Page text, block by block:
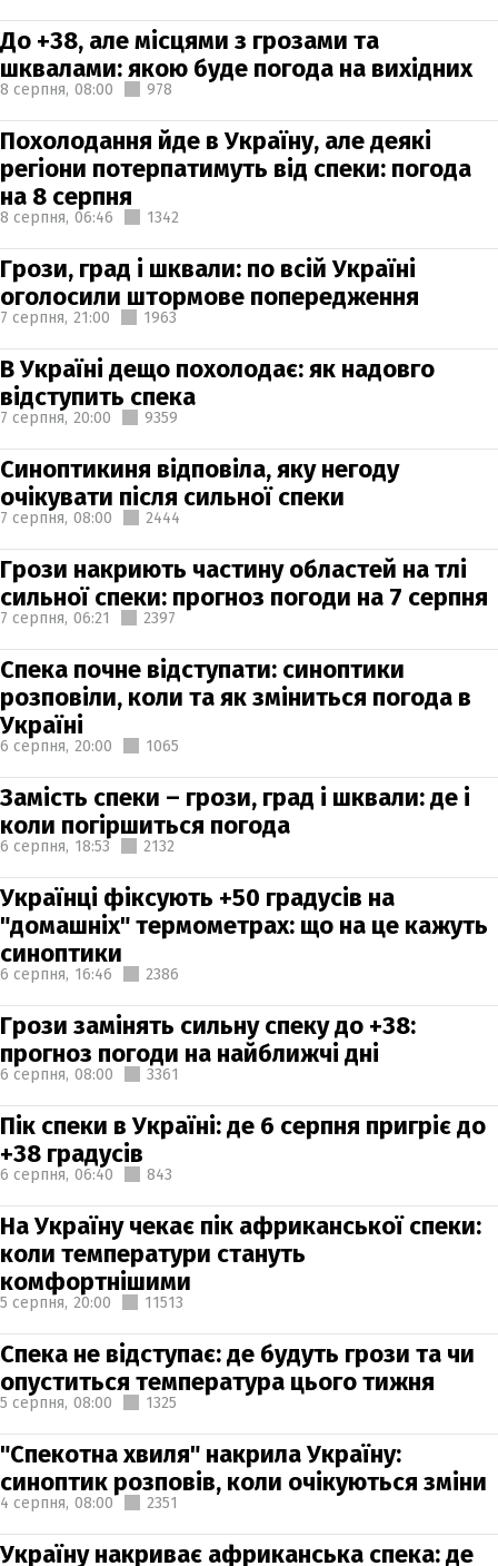
До +38, але місцями з грозами та
шквалами: якою буде погода на вихідних
8 серпня, 08:00 978
Похолодання йде в Україну, але деякі
регіони потерпатимуть від спеки: погода
на 8 серпня
8 серпня, 06:46 1342
Грози, град і шквали: по всій Україні
оголосили штормове попередження
7 серпня, 21:00 1963
В Україні дещо похолодає: як надовго
відступить спека
7 серпня, 20:00 9359
Синоптикиня відповіла, яку негоду
очікувати після сильної спеки
7 серпня, 08:00 2444
Грози накриють частину областей на тлі
сильної спеки: прогноз погоди на 7 серпня
7 серпня, 06:21 2397
Спека почне відступати: синоптики
розповіли, коли та як зміниться погода в
Україні
6 серпня, 20:00 1065
Замість спеки – грози, град і шквали: де і
коли погіршиться погода
6 серпня, 18:53 2132
Українці фіксують +50 градусів на
"домашніх" термометрах: що на це кажуть
синоптики
6 серпня, 16:46 2386
Грози замінять сильну спеку до +38:
прогноз погоди на найближчі дні
6 серпня, 08:00 3361
Пік спеки в Україні: де 6 серпня пригріє до
+38 градусів
6 серпня, 06:40 843
На Україну чекає пік африканської спеки:
коли температури стануть
комфортнішими
5 серпня, 20:00 11513
Спека не відступає: де будуть грози та чи
опуститься температура цього тижня
5 серпня, 08:00 1325
"Спекотна хвиля" накрила Україну:
синоптик розповів, коли очікуються зміни
4 серпня, 08:00 2351
Україну накриває африканська спека: де